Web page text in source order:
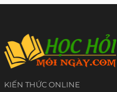
KIẾN THỨC ONLINE